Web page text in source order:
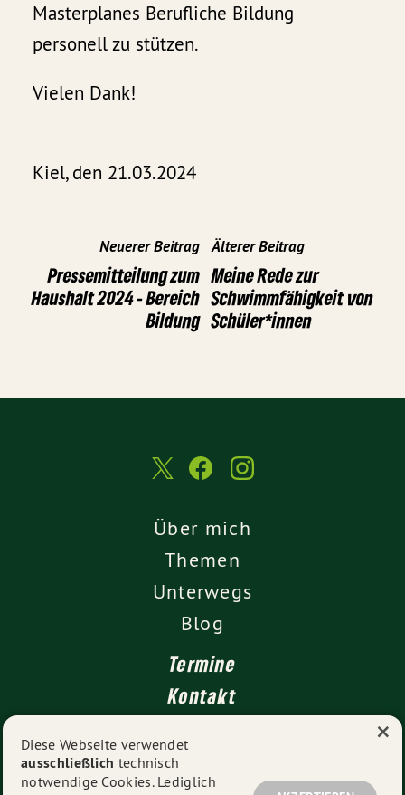
Masterplanes Berufliche Bildung
personell zu stützen.
Vielen Dank!
Kiel, den 21.03.2024
Neuerer Beitrag
Pressemitteilung zum
Haushalt 2024 - Bereich
Bildung
Älterer Beitrag
Meine Rede zur
Schwimmfähigkeit von
Schüler*innen
Über mich
Themen
Unterwegs
Blog
Termine
Kontakt
Impressum
Diese Webseite verwendet
ausschließlich technisch
notwendige Cookies. Lediglich
×